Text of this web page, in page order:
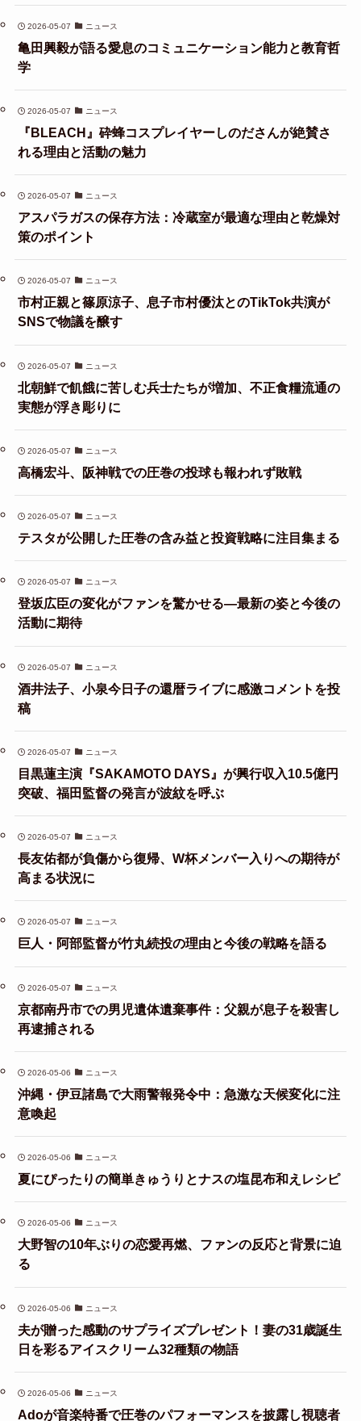
2026-05-07 ニュース
亀田興毅が語る愛息のコミュニケーション能力と教育哲
学
2026-05-07 ニュース
『BLEACH』砕蜂コスプレイヤーしのださんが絶賛さ
れる理由と活動の魅力
2026-05-07 ニュース
アスパラガスの保存方法：冷蔵室が最適な理由と乾燥対
策のポイント
2026-05-07 ニュース
市村正親と篠原涼子、息子市村優汰とのTikTok共演が
SNSで物議を醸す
2026-05-07 ニュース
北朝鮮で飢餓に苦しむ兵士たちが増加、不正食糧流通の
実態が浮き彫りに
2026-05-07 ニュース
高橋宏斗、阪神戦での圧巻の投球も報われず敗戦
2026-05-07 ニュース
テスタが公開した圧巻の含み益と投資戦略に注目集まる
2026-05-07 ニュース
登坂広臣の変化がファンを驚かせる—最新の姿と今後の
活動に期待
2026-05-07 ニュース
酒井法子、小泉今日子の還暦ライブに感激コメントを投
稿
2026-05-07 ニュース
目黒蓮主演『SAKAMOTO DAYS』が興行収入10.5億円
突破、福田監督の発言が波紋を呼ぶ
2026-05-07 ニュース
長友佑都が負傷から復帰、W杯メンバー入りへの期待が
高まる状況に
2026-05-07 ニュース
巨人・阿部監督が竹丸続投の理由と今後の戦略を語る
2026-05-07 ニュース
京都南丹市での男児遺体遺棄事件：父親が息子を殺害し
再逮捕される
2026-05-06 ニュース
沖縄・伊豆諸島で大雨警報発令中：急激な天候変化に注
意喚起
2026-05-06 ニュース
夏にぴったりの簡単きゅうりとナスの塩昆布和えレシピ
2026-05-06 ニュース
大野智の10年ぶりの恋愛再燃、ファンの反応と背景に迫
る
2026-05-06 ニュース
夫が贈った感動のサプライズプレゼント！妻の31歳誕生
日を彩るアイスクリーム32種類の物語
2026-05-06 ニュース
Adoが音楽特番で圧巻のパフォーマンスを披露し視聴者